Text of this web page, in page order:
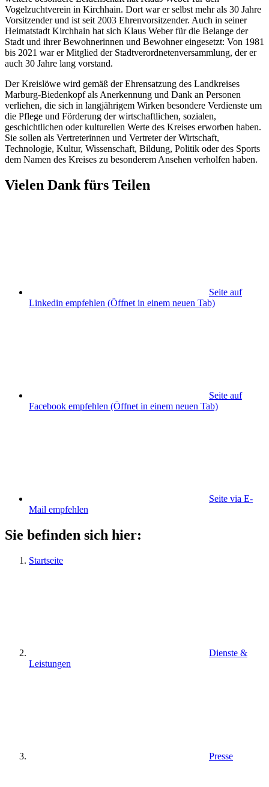
Vogelzuchtverein in Kirchhain. Dort war er selbst mehr als 30 Jahre
Vorsitzender und ist seit 2003 Ehrenvorsitzender. Auch in seiner
Heimatstadt Kirchhain hat sich Klaus Weber für die Belange der
Stadt und ihrer Bewohnerinnen und Bewohner eingesetzt: Von 1981
bis 2021 war er Mitglied der Stadtverordnetenversammlung, der er
auch 30 Jahre lang vorstand.
Der Kreislöwe wird gemäß der Ehrensatzung des Landkreises
Marburg-Biedenkopf als Anerkennung und Dank an Personen
verliehen, die sich in langjährigem Wirken besondere Verdienste um
die Pflege und Förderung der wirtschaftlichen, sozialen,
geschichtlichen oder kulturellen Werte des Kreises erworben haben.
Sie sollen als Vertreterinnen und Vertreter der Wirtschaft,
Technologie, Kultur, Wissenschaft, Bildung, Politik oder des Sports
dem Namen des Kreises zu besonderem Ansehen verholfen haben.
Vielen Dank fürs Teilen
Seite auf
Linkedin empfehlen (Öffnet in einem neuen Tab)
Seite auf
Facebook empfehlen (Öffnet in einem neuen Tab)
Seite via E-
Mail empfehlen
Sie befinden sich hier:
Startseite
Dienste &
Leistungen
Presse